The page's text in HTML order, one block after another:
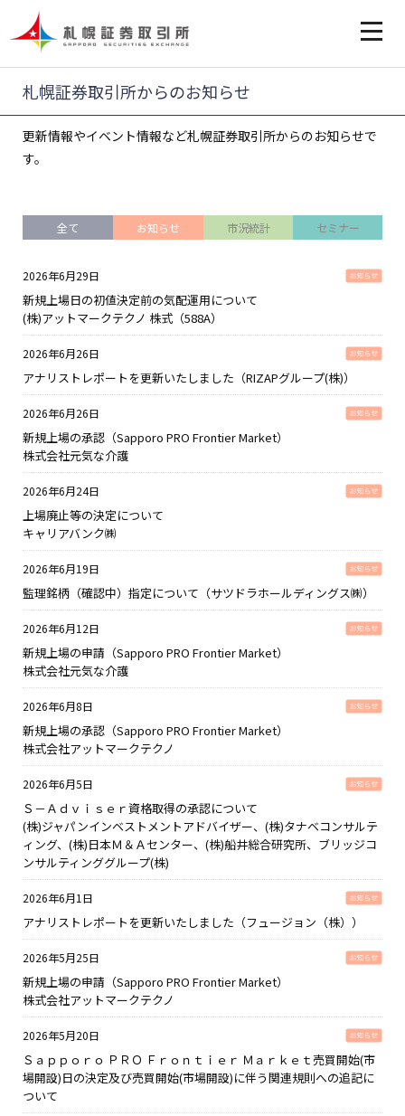
札幌証券取引所からのお知らせ
更新情報やイベント情報など札幌証券取引所からのお知らせで
す。
全て お知らせ 市況統計 セミナー
2026年6月29日
新規上場日の初値決定前の気配運用について
(株)アットマークテクノ 株式（588A）
2026年6月26日
アナリストレポートを更新いたしました（RIZAPグループ(株)）
2026年6月26日
新規上場の承認（Sapporo PRO Frontier Market）
株式会社元気な介護
2026年6月24日
上場廃止等の決定について
キャリアバンク㈱
2026年6月19日
監理銘柄（確認中）指定について（サツドラホールディングス㈱）
2026年6月12日
新規上場の申請（Sapporo PRO Frontier Market）
株式会社元気な介護
2026年6月8日
新規上場の承認（Sapporo PRO Frontier Market）
株式会社アットマークテクノ
2026年6月5日
Ｓ－Ａｄｖｉｓｅｒ資格取得の承認について
(株)ジャパンインベストメントアドバイザー、(株)タナベコンサルテ
ィング、(株)日本Ｍ＆Ａセンター、(株)船井総合研究所、ブリッジコ
ンサルティンググループ(株)
2026年6月1日
アナリストレポートを更新いたしました（フュージョン（株））
2026年5月25日
新規上場の申請（Sapporo PRO Frontier Market）
株式会社アットマークテクノ
2026年5月20日
Ｓａｐｐｏｒｏ ＰＲＯ Ｆｒｏｎｔｉｅｒ Ｍａｒｋｅｔ売買開始(市
場開設)日の決定及び売買開始(市場開設)に伴う関連規則への追記に
ついて